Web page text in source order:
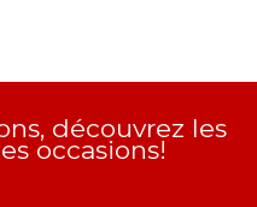
découvrez les
occasions!